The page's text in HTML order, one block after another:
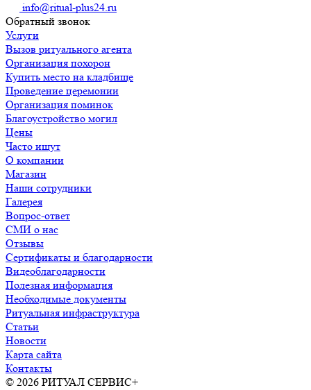
info@ritual-plus24.ru
Обратный звонок
Услуги
Вызов ритуального агента
Организация похорон
Купить место на кладбище
Проведение церемонии
Организация поминок
Благоустройство могил
Цены
Часто ищут
О компании
Магазин
Наши сотрудники
Галерея
Вопрос-ответ
СМИ о нас
Отзывы
Сертификаты и благодарности
Видеоблагодарности
Полезная информация
Необходимые документы
Ритуальная инфраструктура
Статьи
Новости
Карта сайта
Контакты
© 2026 РИТУАЛ СЕРВИС+